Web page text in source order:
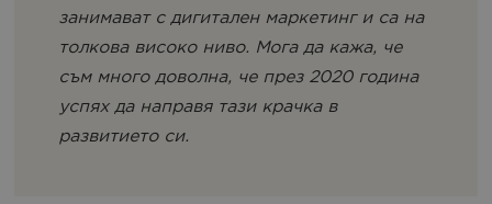
занимават с дигитален маркетинг и са на
толкова високо ниво. Мога да кажа, че
съм много доволна, че през 2020 година
успях да направя тази крачка в
развитието си.